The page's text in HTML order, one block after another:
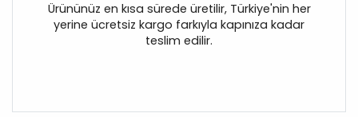
Ürününüz en kısa sürede üretilir, Türkiye'nin her
yerine ücretsiz kargo farkıyla kapınıza kadar
teslim edilir.